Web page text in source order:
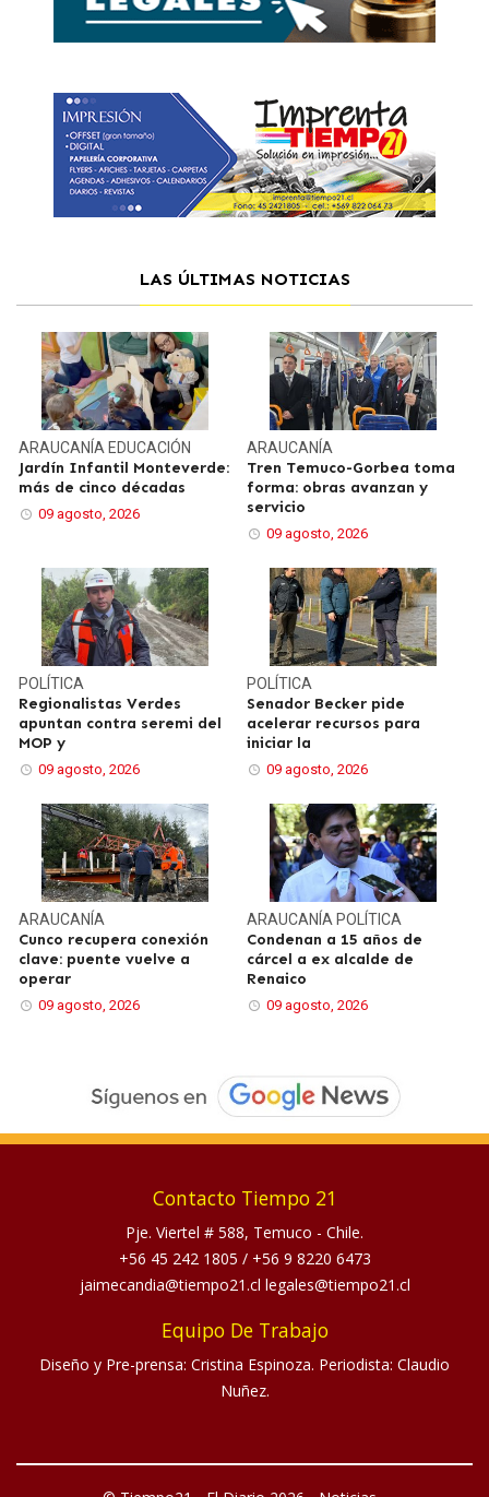
LAS ÚLTIMAS NOTICIAS
ARAUCANÍA EDUCACIÓN
Jardín Infantil Monteverde:
más de cinco décadas
09 agosto, 2026
ARAUCANÍA
Tren Temuco-Gorbea toma
forma: obras avanzan y
servicio
09 agosto, 2026
POLÍTICA
Regionalistas Verdes
apuntan contra seremi del
MOP y
09 agosto, 2026
POLÍTICA
Senador Becker pide
acelerar recursos para
iniciar la
09 agosto, 2026
ARAUCANÍA
Cunco recupera conexión
clave: puente vuelve a
operar
09 agosto, 2026
ARAUCANÍA POLÍTICA
Condenan a 15 años de
cárcel a ex alcalde de
Renaico
09 agosto, 2026
Contacto Tiempo 21
Pje. Viertel # 588, Temuco - Chile.
+56 45 242 1805 / +56 9 8220 6473
jaimecandia@tiempo21.cl legales@tiempo21.cl
Equipo De Trabajo
Diseño y Pre-prensa: Cristina Espinoza. Periodista: Claudio
Nuñez.